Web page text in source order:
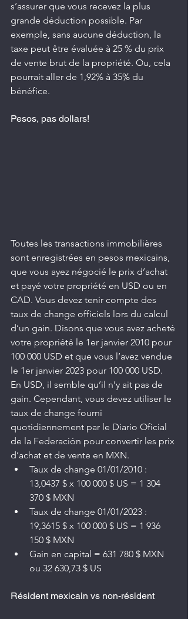
s’assurer que vous recevez la plus
grande déduction possible. Par
exemple, sans aucune déduction, la
taxe peut être évaluée à 25 % du prix
de vente brut de la propriété. Ou, cela
pourrait aller de 1,92% à 35% du
bénéfice.
Pesos, pas dollars!
Toutes les transactions immobilières
sont enregistrées en pesos mexicains,
que vous ayez négocié le prix d’achat
et payé votre propriété en USD ou en
CAD. Vous devez tenir compte des
taux de change officiels lors du calcul
d’un gain. Disons que vous avez acheté
votre propriété le 1er janvier 2010 pour
100 000 USD et que vous l’avez vendue
le 1er janvier 2023 pour 100 000 USD.
En USD, il semble qu’il n’y ait pas de
gain. Cependant, vous devez utiliser le
taux de change fourni
quotidiennement par le Diario Oficial
de la Federación pour convertir les prix
d’achat et de vente en MXN.
Taux de change 01/01/2010 :
13,0437 $ x 100 000 $ US = 1 304
370 $ MXN
Taux de change 01/01/2023 :
19,3615 $ x 100 000 $ US = 1 936
150 $ MXN
Gain en capital = 631 780 $ MXN
ou 32 630,73 $ US
Résident mexicain vs non-résident